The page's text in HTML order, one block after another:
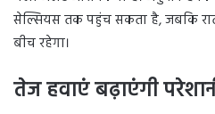
सेल्सियस तक पहुंच सकता है, जबकि रात
बीच रहेगा।
तेज हवाएं बढ़ाएंगी